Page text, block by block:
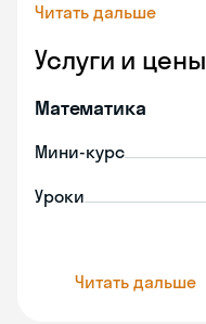
Читать дальше
Услуги и цены
Математика
Мини-курс
Уроки
Читать дальше